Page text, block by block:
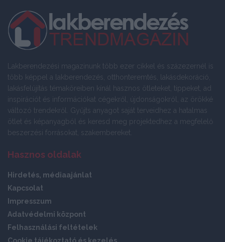
Lakberendezési magazinunk több ezer cikkel és százezernél is
több képpel a lakberendezés, otthonteremtés, lakásdekoráció,
lakásfelújítás témaköreiben kínál hasznos ötleteket, tippeket, ad
inspirációt és információkat cégekről, újdonságokról, az örökké
változó trendekről. Gyűjts anyagot saját terveidhez a hatalmas
ötlet és képanyagból és keresd meg projektedhez a megfelelő
beszerzési forrásokat, szakembereket.
Hasznos oldalak
Hirdetés, médiaajánlat
Kapcsolat
Impresszum
Adatvédelmi központ
Felhasználási feltételek
Cookie tájékoztató és kezelés